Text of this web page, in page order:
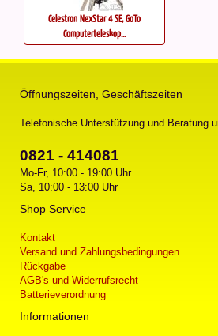
Celestron NexStar 4 SE, GoTo
Computerteleskop...
Öffnungszeiten, Geschäftszeiten
Telefonische Unterstützung und Beratung
0821 - 414081
Mo-Fr, 10:00 - 19:00 Uhr
Sa, 10:00 - 13:00 Uhr
Shop Service
Kontakt
Versand und Zahlungsbedingungen
Rückgabe
AGB's und Widerrufsrecht
Batterieverordnung
Informationen